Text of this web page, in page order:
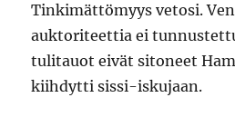
Tinkimättömyys vetosi.
auktoriteettia ei
tulitauot eivät sitoneet
kiihdytti sissi-iskujaan.